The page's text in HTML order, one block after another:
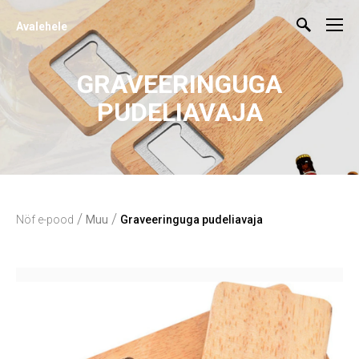
Avalehele
GRAVEERINGUGA
PUDELIAVAJA
Nöf e-pood / Muu / Graveeringuga pudeliavaja